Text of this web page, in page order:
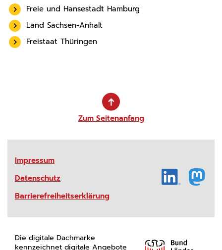
Freie und Hansestadt Hamburg
Land Sachsen-Anhalt
Freistaat Thüringen
Zum Seitenanfang
Impressum
Datenschutz
Barrierefreiheitserklärung
Die digitale Dachmarke
kennzeichnet digitale Angebote